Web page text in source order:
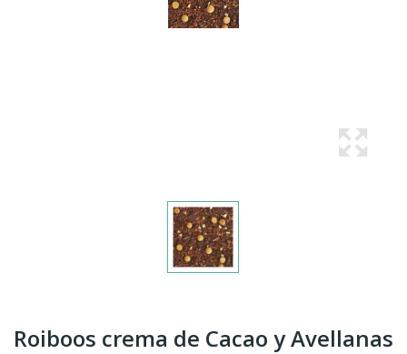
Roiboos crema de Cacao y Avellanas